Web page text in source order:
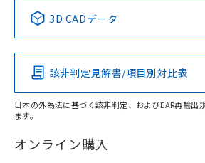
以上、n: 27mm以上
検出領域
Pb Hg
O
在庫等で未対応品が混在する可能性が
この製品の規格認
その他の認証はこちらのペー
3D CADデータ
該非判定見解書/項目別対比表
日本の外為法に基づく該非判定、およびEAR再輸出
ます。
オンライン購入